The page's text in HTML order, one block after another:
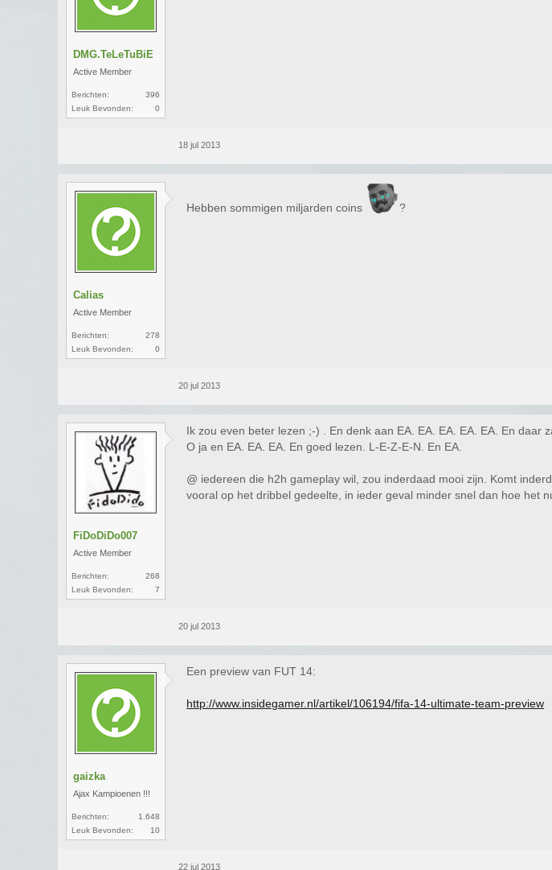
DMG.TeLeTuBiE
Active Member
Berichten:
396
Leuk Bevonden:
0
18 jul 2013
Calias
Active Member
Berichten:
278
Leuk Bevonden:
0
Hebben sommigen miljarden coins ?
20 jul 2013
FiDoDiDo007
Active Member
Berichten:
268
Leuk Bevonden:
7
Ik zou even beter lezen ;-) . En denk aan EA. EA. EA. EA. EA. En
O ja en EA. EA. EA. En goed lezen. L-E-Z-E-N. En EA.
@ iedereen die h2h gameplay wil, zou inderdaad mooi zijn. Komt
vooral op het dribbel gedeelte, in ieder geval minder snel dan hoe het
20 jul 2013
gaizka
Ajax Kampioenen !!!
Berichten:
1.648
Leuk Bevonden:
10
Een preview van FUT 14:
http://www.insidegamer.nl/artikel/106194/fifa-14-ultimate-team-preview
22 jul 2013